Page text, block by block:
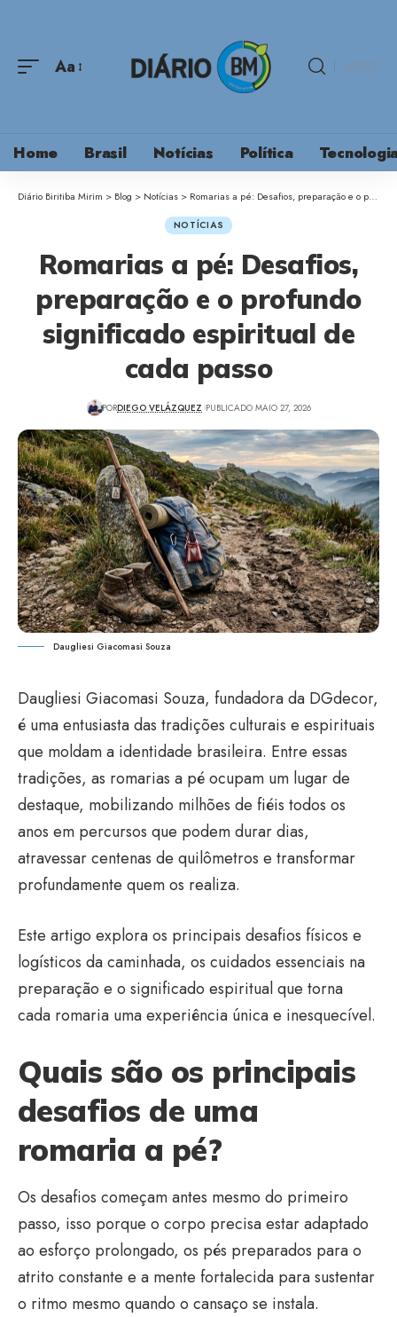
Aa
Home Brasil Notícias Política
Diário Biritiba Mirim > Blog > Notícias > Romarias a pé: Desafios, preparação e o profundo significado espiritual de cada passo
NOTÍCIAS
Romarias a pé: Desafios,
preparação e o profundo
significado espiritual de
cada passo
PORDIEGO VELÁZQUEZ PUBLICADO MAIO 27, 2026
Daugliesi Giacomasi Souza
Daugliesi Giacomasi Souza, fundadora da DGdecor,
é uma entusiasta das tradições culturais e espirituais
que moldam a identidade brasileira. Entre essas
tradições, as romarias a pé ocupam um lugar de
destaque, mobilizando milhões de fiéis todos os
anos em percursos que podem durar dias,
atravessar centenas de quilômetros e transformar
profundamente quem os realiza.
Este artigo explora os principais desafios físicos e
logísticos da caminhada, os cuidados essenciais na
preparação e o significado espiritual que torna
cada romaria uma experiência única e inesquecível.
Quais são os principais
desafios de uma
romaria a pé?
Os desafios começam antes mesmo do primeiro
passo, isso porque o corpo precisa estar adaptado
ao esforço prolongado, os pés preparados para o
atrito constante e a mente fortalecida para sustentar
o ritmo mesmo quando o cansaço se instala.